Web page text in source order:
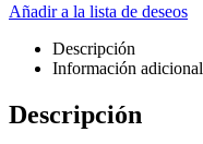
Añadir a la lista de deseos
Descripción
Información adicional
Descripción